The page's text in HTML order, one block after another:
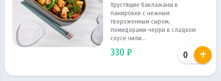
Хрустящие баклажаны в
панировке с нежным
твороженным сыром,
помидорами черри в сладком
соусе чили...
330 ₽